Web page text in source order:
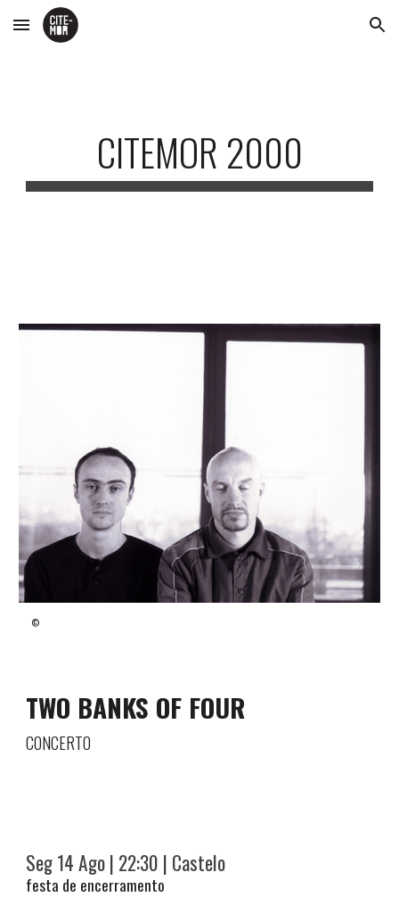
Skip to main content Skip to navigation
CITEMOR 2000
©
TWO BANKS OF FOUR
CONCERTO
Seg 14 Ago| 22:30 | Castelo
festa de encerramento